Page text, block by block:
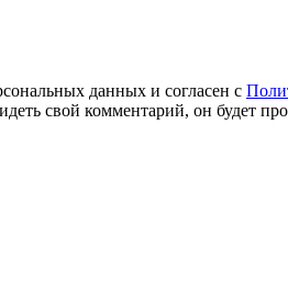
данных и согласен с
свой комментарий, он будет